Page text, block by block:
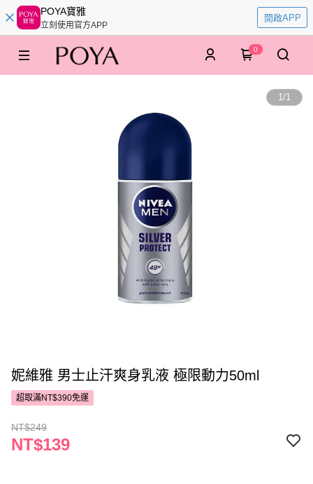
POYA寶雅
立刻使用官方APP
開啟APP
0
1/1
妮維雅 男士止汗爽身乳液 極限動力50ml
超取滿NT$390免運
NT$249
NT$139